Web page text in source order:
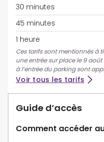
30 minutes
45 minutes
1 heure
Ces tarifs sont mentionnés à
une entrée sur place le 9 août
à l’entrée du parking sont
Voir tous les tarifs
Guide d’accès
Comment accéder